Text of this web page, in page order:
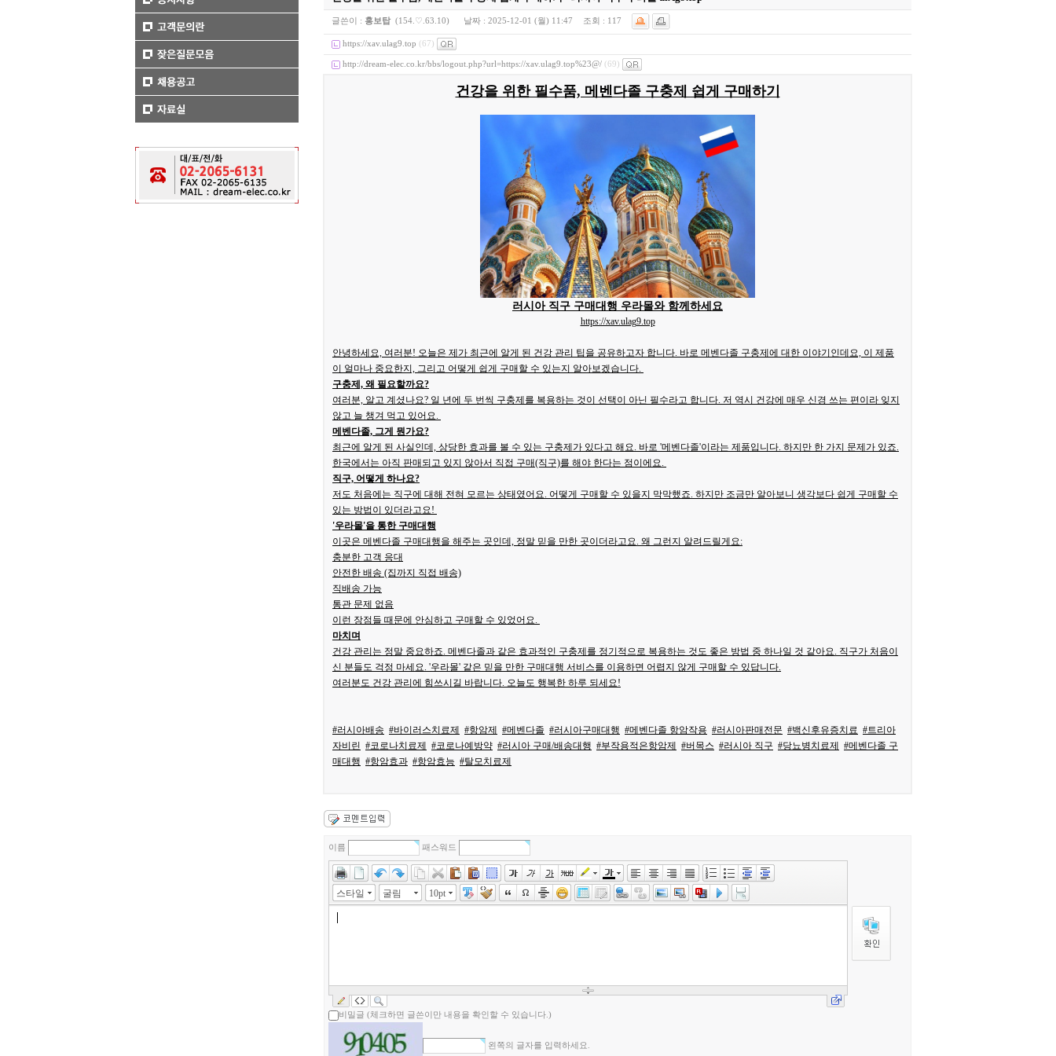
글쓴이 : 홍보탑 (154.♡.63.10) 날짜 : 2025-12-01 (월) 11:47 조회 : 117
https://xav.ulag9.top (67)
http://dream-elec.co.kr/bbs/logout.php?url=https://xav.ulag9.top%23@/ (69)
건강을 위한 필수품, 메벤다졸 구충제 쉽게 구매하기
러시아 직구 구매대행 우라몰와 함께하세요
https://xav.ulag9.top
안녕하세요, 여러분! 오늘은 제가 최근에 알게 된 건강 관리 팁을 공유하고자 합니다. 바로 메벤다졸 구충제에 대한 이야기인데요, 이 제품
이 얼마나 중요한지, 그리고 어떻게 쉽게 구매할 수 있는지 알아보겠습니다.
구충제, 왜 필요할까요?
여러분, 알고 계셨나요? 일 년에 두 번씩 구충제를 복용하는 것이 선택이 아닌 필수라고 합니다. 저 역시 건강에 매우 신경 쓰는 편이라 잊지
않고 늘 챙겨 먹고 있어요.
메벤다졸, 그게 뭔가요?
최근에 알게 된 사실인데, 상당한 효과를 볼 수 있는 구충제가 있다고 해요. 바로 '메벤다졸'이라는 제품입니다. 하지만 한 가지 문제가 있죠.
한국에서는 아직 판매되고 있지 않아서 직접 구매(직구)를 해야 한다는 점이에요.
직구, 어떻게 하나요?
저도 처음에는 직구에 대해 전혀 모르는 상태였어요. 어떻게 구매할 수 있을지 막막했죠. 하지만 조금만 알아보니 생각보다 쉽게 구매할 수
있는 방법이 있더라고요!
'우라몰'을 통한 구매대행
이곳은 메벤다졸 구매대행을 해주는 곳인데, 정말 믿을 만한 곳이더라고요. 왜 그런지 알려드릴게요:
충분한 고객 응대
안전한 배송 (집까지 직접 배송)
직배송 가능
통관 문제 없음
이런 장점들 때문에 안심하고 구매할 수 있었어요.
마치며
건강 관리는 정말 중요하죠. 메벤다졸과 같은 효과적인 구충제를 정기적으로 복용하는 것도 좋은 방법 중 하나일 것 같아요. 직구가 처음이
신 분들도 걱정 마세요. '우라몰' 같은 믿을 만한 구매대행 서비스를 이용하면 어렵지 않게 구매할 수 있답니다.
여러분도 건강 관리에 힘쓰시길 바랍니다. 오늘도 행복한 하루 되세요!
#러시아배송 #바이러스치료제 #항암제 #메벤다졸 #러시아구매대행 #메벤다졸 항암작용 #러시아판매전문 #백신후유증치료 #트리아
자비린 #코로나치료제 #코로나예방약 #러시아 구매/배송대행 #부작용적은항암제 #버목스 #러시아 직구 #당뇨병치료제
#메벤다졸 구
매대행 #항암효과 #항암효능 #탈모치료제
이름 패스워드
스타일 굴림 10pt
비밀글 (체크하면 글쓴이만 내용을 확인할 수 있습니다.)
왼쪽의 글자를 입력하세요.